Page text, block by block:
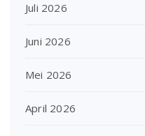
Juli 2026
Juni 2026
Mei 2026
April 2026